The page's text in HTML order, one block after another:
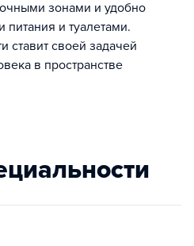
зонами и удобно
и туалетами.
ставит своей задачей
в пространстве